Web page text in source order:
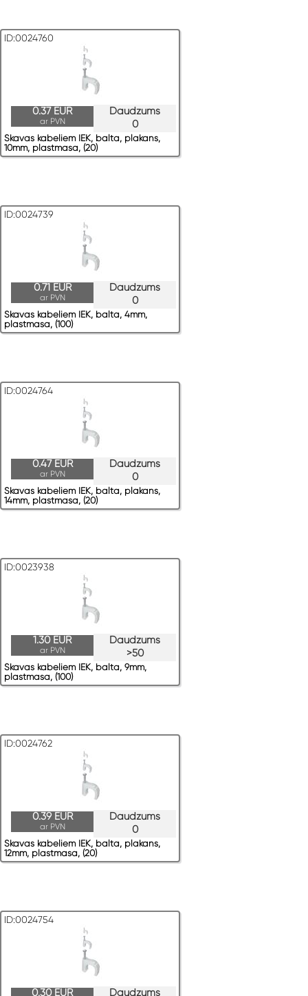
ID:0024760
Daudzums
0
0.37 EUR
ar PVN
Skavas kabeļiem IEK, balta, plakans,
10mm, plastmasa, (20)
ID:0024739
Daudzums
0
0.71 EUR
ar PVN
Skavas kabeļiem IEK, balta, 4mm,
plastmasa, (100)
ID:0024764
Daudzums
0
0.47 EUR
ar PVN
Skavas kabeļiem IEK, balta, plakans,
14mm, plastmasa, (20)
ID:0023938
Daudzums
>50
1.30 EUR
ar PVN
Skavas kabeļiem IEK, balta, 9mm,
plastmasa, (100)
ID:0024762
Daudzums
0
0.39 EUR
ar PVN
Skavas kabeļiem IEK, balta, plakans,
12mm, plastmasa, (20)
ID:0024754
Daudzums
0.30 EUR